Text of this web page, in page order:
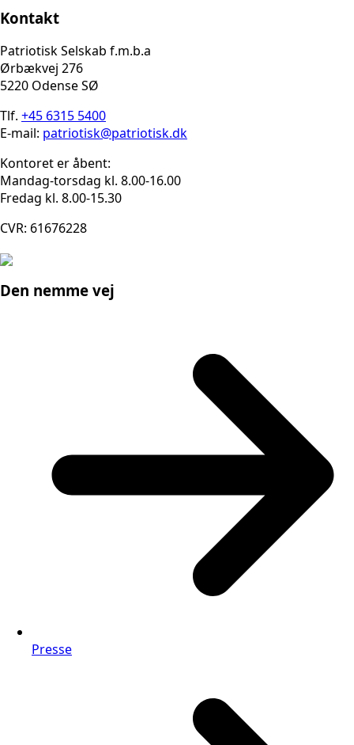
Kontakt
Patriotisk Selskab f.m.b.a
Ørbækvej 276
5220 Odense SØ
Tlf. +45 6315 5400
E-mail: patriotisk@patriotisk.dk
Kontoret er åbent:
Mandag-torsdag kl. 8.00-16.00
Fredag kl. 8.00-15.30
CVR: 61676228
Den nemme vej
Presse